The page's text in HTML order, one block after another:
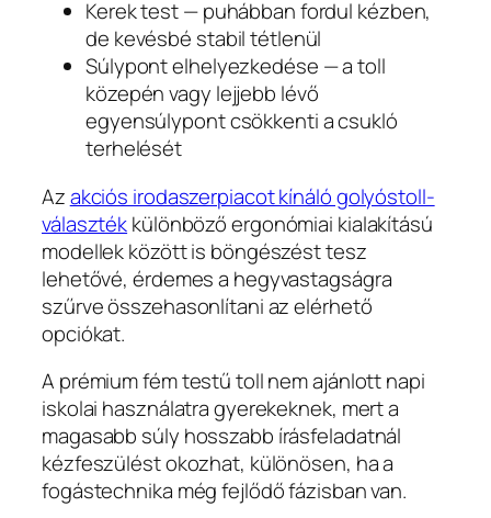
Kerek test — puhábban fordul kézben,
de kevésbé stabil tétlenül
Súlypont elhelyezkedése — a toll
közepén vagy lejjebb lévő
egyensúlypont csökkenti a csukló
terhelését
Azakciós irodaszerpiacot kínáló golyóstoll-
választékkülönböző ergonómiai kialakítású
modellek között is böngészést tesz
lehetővé, érdemes a hegyvastagságra
szűrve összehasonlítani az elérhető
opciókat.
A prémium fém testű toll nem ajánlott napi
iskolai használatra gyerekeknek, mert a
magasabb súly hosszabb írásfeladatnál
kézfeszülést okozhat, különösen, ha a
fogástechnika még fejlődő fázisban van.